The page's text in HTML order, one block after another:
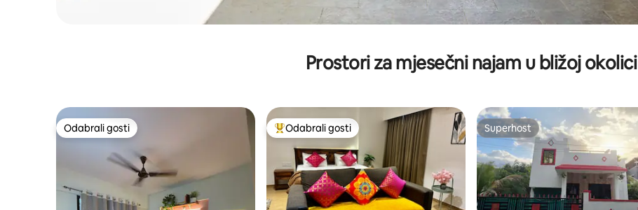
Prostori za mjesečni najam u bližoj okolici
Odabrali gosti
Odabrali gosti Među najviše rangiranima s oznakom „Odabrali gosti”
Odabrali gosti Superhost
Superhost